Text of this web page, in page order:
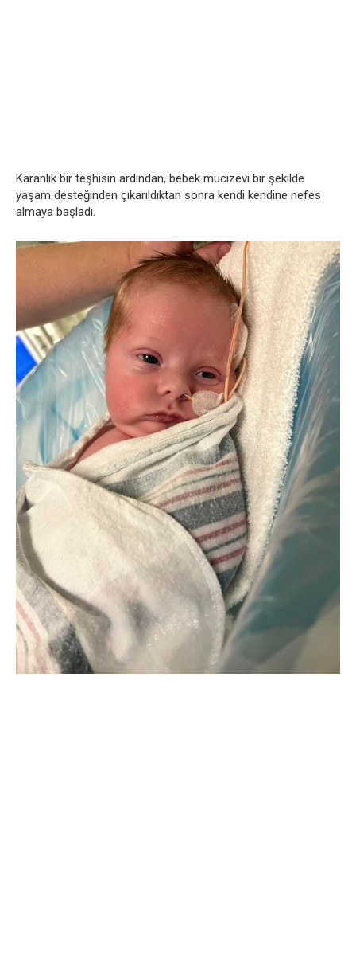
Karanlık bir teşhisin ardından, bebek mucizevi bir şekilde
yaşam desteğinden çıkarıldıktan sonra kendi kendine nefes
almaya başladı.